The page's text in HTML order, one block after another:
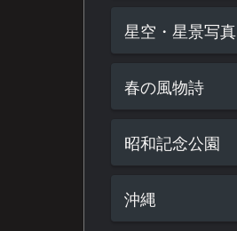
星空・星景写真
春の風物詩
昭和記念公園
沖縄